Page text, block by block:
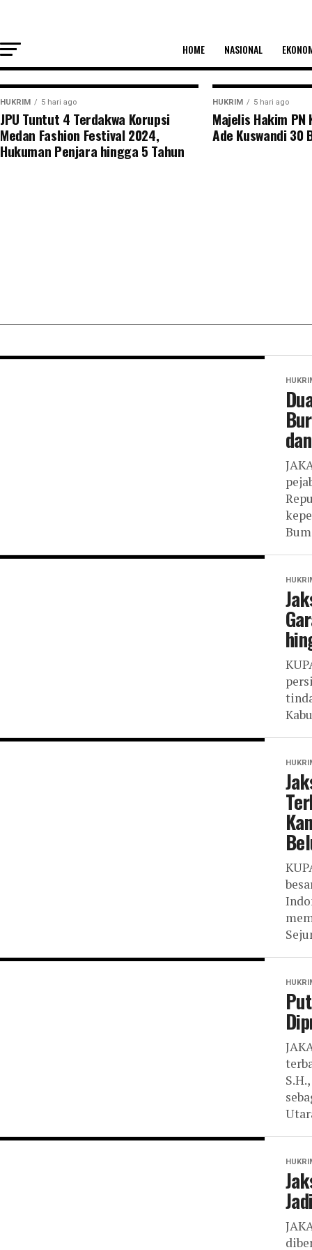
HOME NASIONAL
HUKRIM 5 hari ago
JPU Tuntut 4 Terdakwa Korupsi
Medan Fashion Festival 2024,
Hukuman Penjara hingga 5 Tahun
HUKRIM 5 hari ago
Majelis Hakim PN
Ade Kuswandi 30